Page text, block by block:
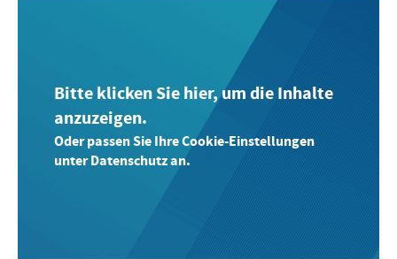
Bitte klicken Sie hier, um die Inhalte
anzuzeigen.
Oder passen Sie Ihre Cookie-Einstellungen
unter Datenschutz an.